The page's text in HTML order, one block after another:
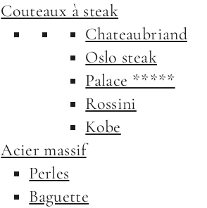
Couteaux à steak
Chateaubriand
Oslo steak
Palace *****
Rossini
Kobe
Acier massif
Perles
Baguette